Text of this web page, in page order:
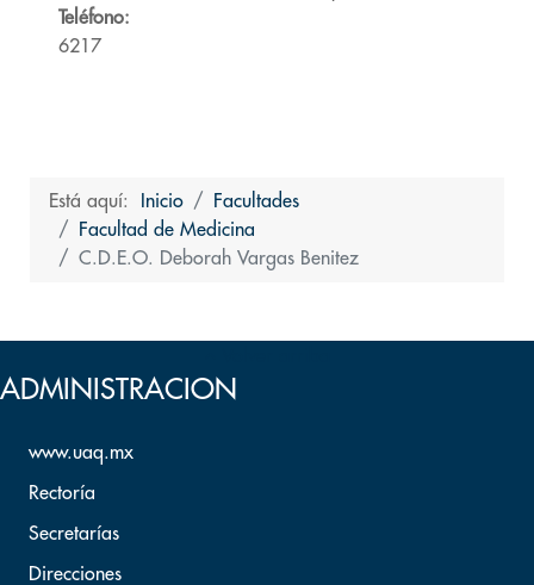
Teléfono:
6217
Está aquí: Inicio
Facultades
Facultad de Medicina
C.D.E.O. Deborah Vargas Benitez
ADMINISTRACION
www.uaq.mx
Rectoría
Secretarías
Direcciones